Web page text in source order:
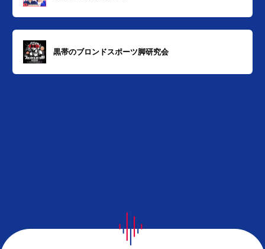
黒帯のブロンドスポーツ脚研究会